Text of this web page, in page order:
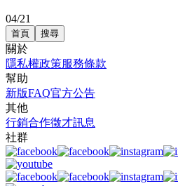
04/21
首頁 搜尋
關於
隱私權政策服務條款
幫助
新版FAQ官方公告
其他
行銷合作徵才訊息
社群